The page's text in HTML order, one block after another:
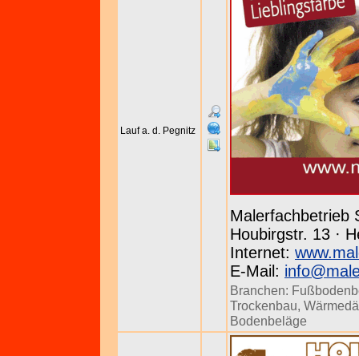
Lauf a. d. Pegnitz
Malerfachbetrieb
Houbirgstr. 13 ·
Internet:
E-Mail:
Branchen:
Trockenbau,
Bodenbeläge